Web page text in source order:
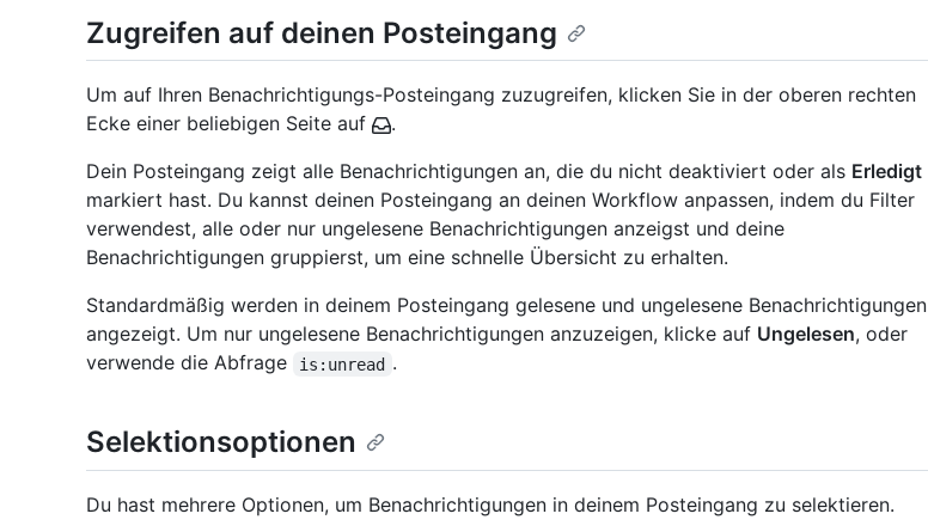
Zugreifen auf deinen Posteingang
Um auf Ihren Benachrichtigungs-Posteingang zuzugreifen, klicken Sie in der oberen rechten
Ecke einer beliebigen Seite auf
.
Dein Posteingang zeigt alle Benachrichtigungen an, die du nicht deaktiviert oder als Erledigt
markiert hast. Du kannst deinen Posteingang an deinen Workflow anpassen, indem du Filter
verwendest, alle oder nur ungelesene Benachrichtigungen anzeigst und deine
Benachrichtigungen gruppierst, um eine schnelle Übersicht zu erhalten.
Standardmäßig werden in deinem Posteingang gelesene und ungelesene Benachrichtigungen
angezeigt. Um nur ungelesene Benachrichtigungen anzuzeigen, klicke auf Ungelesen, oder
verwende die Abfrage
is:unread .
Selektionsoptionen
Du hast mehrere Optionen, um Benachrichtigungen in deinem Posteingang zu selektieren.